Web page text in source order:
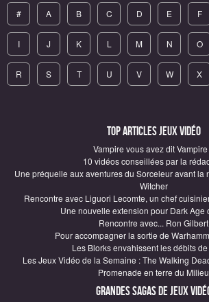
# A B C D E F
I J K L M N O
R S T U V W X
Top articles Jeux vidéo
Vampire vous avez dit Vampire
10 vidéos conseillées par la
Une préquelle aux aventures du Sorceleur avant la
Witcher
Rencontre avec Liguori Lecomte, un chef
Une nouvelle extension pour Dark Age
Rencontre avec... Ron Gilbert
Pour accompagner la sortie de
Les Blorks envahissent les débits
Les Jeux Vidéo de la Semaine : The Walking
Promenade en terre du Milieu
Grandes sagas de Jeux